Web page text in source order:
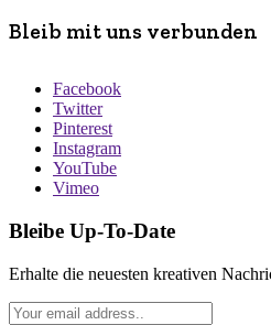
Bleib mit uns verbunden
Facebook
Twitter
Pinterest
Instagram
YouTube
Vimeo
Bleibe Up-To-Date
Erhalte die neuesten kreativen